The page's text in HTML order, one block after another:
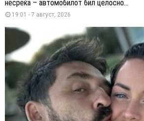
несреќа – автомобилот бил целосно...
19:01 - 7 август, 2026